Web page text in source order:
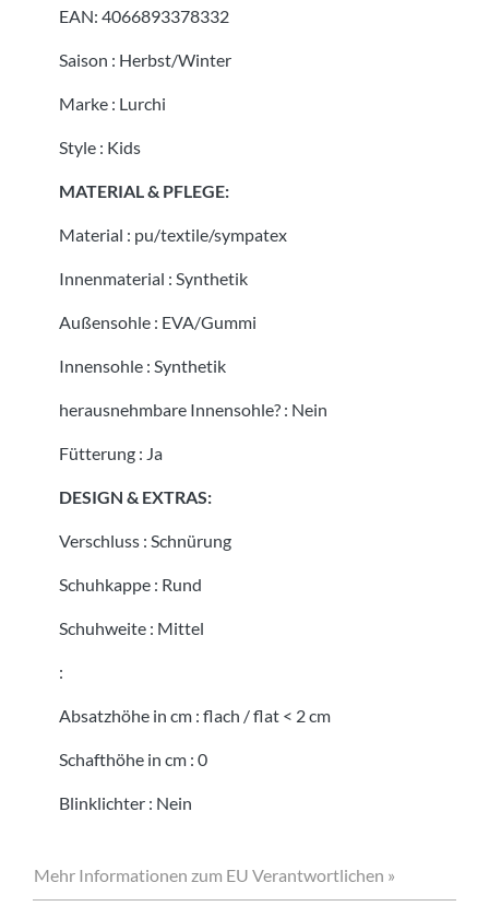
EAN: 4066893378332
Saison : Herbst/Winter
Marke : Lurchi
Style : Kids
MATERIAL & PFLEGE:
Material : pu/textile/sympatex
Innenmaterial : Synthetik
Außensohle : EVA/Gummi
Innensohle : Synthetik
herausnehmbare Innensohle? : Nein
Fütterung : Ja
DESIGN & EXTRAS:
Verschluss : Schnürung
Schuhkappe : Rund
Schuhweite : Mittel
:
Absatzhöhe in cm : flach / flat < 2 cm
Schafthöhe in cm : 0
Blinklichter : Nein
Mehr Informationen zum EU Verantwortlichen »